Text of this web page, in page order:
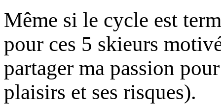
Même si le cycle est
pour ces 5 skieurs
partager ma passion
plaisirs et ses risques).